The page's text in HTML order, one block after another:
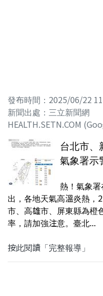
發布時間：2025/06/22
新聞出處：三立新聞網
HEALTH.SETN.COM
台北市、
氣象署示
熱！氣象
出，各地天氣高溫炎熱，
市、高雄市、屏東縣為橙
率，請加強注意。臺北...
按此閱讀「完整報導」